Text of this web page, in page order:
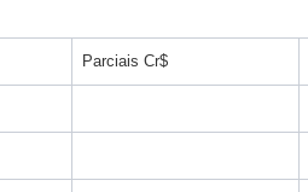
Parciais Cr$